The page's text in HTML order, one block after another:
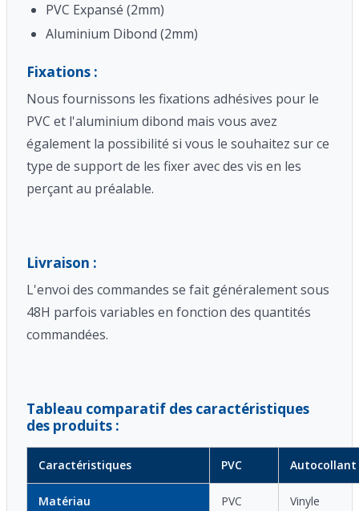
PVC Expansé (2mm)
Aluminium Dibond (2mm)
Fixations :
Nous fournissons les fixations adhésives pour le
PVC et l'aluminium dibond mais vous avez
également la possibilité si vous le souhaitez sur ce
type de support de les fixer avec des vis en les
perçant au préalable.
Livraison :
L'envoi des commandes se fait généralement sous
48H parfois variables en fonction des quantités
commandées.
Tableau comparatif des caractéristiques
des produits :
Caractéristiques PVC Autocollant
Matériau
PVC
Vinyle